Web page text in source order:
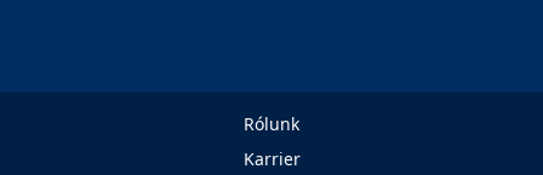
Rólunk
Karrier